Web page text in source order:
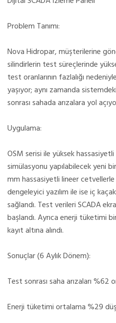
Problem Tanımı:
Nova Hidropar, müşterilerine
silindirlerin test süreçlerinde
test oranlarının fazlalığı
yaşıyor; aynı zamanda
sonrası sahada arızalara yol
Uygulama:
OSM serisi ile yüksek
simülasyonu yapılabilecek yeni
mm hassasiyetli lineer
dengeleyici yazılım ile ise iç
sağlandı. Test verileri SCADA
başlandı. Ayrıca enerji tüketimi
kayıt altına alındı.
Sonuçlar (6 Aylık Dönem):
Test sonrası saha arızaları %62
Enerji tüketimi ortalama %29